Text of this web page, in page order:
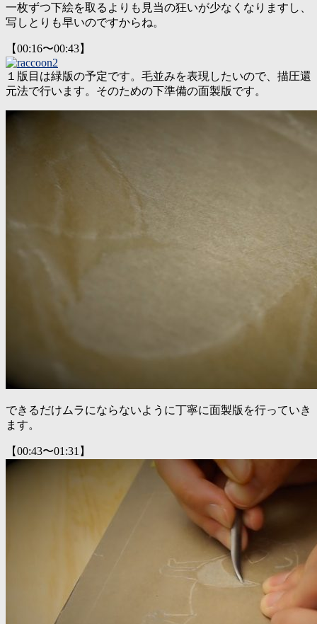
一枚ずつ下絵を取るよりも見当の狂いが少なくなりますし、
写しとりも早いのですからね。
【00:16〜00:43】
１版目は緑版の予定です。毛並みを表現したいので、描圧還
元法で行います。そのための下準備の面製版です。
できるだけムラにならないように丁寧に面製版を行っていき
ます。
【00:43〜01:31】